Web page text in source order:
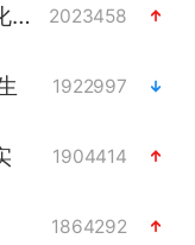
女子开一天一夜空调后二氧化碳中毒 2023458
1922997
1904414
1864292